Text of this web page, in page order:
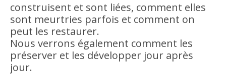
construisent et sont liées, comment elles
sont meurtries parfois et comment on
peut les restaurer.
Nous verrons également comment les
préserver et les développer jour après
jour.